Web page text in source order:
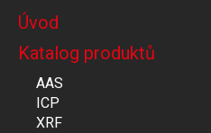
Úvod
Katalog produktů
AAS
ICP
XRF